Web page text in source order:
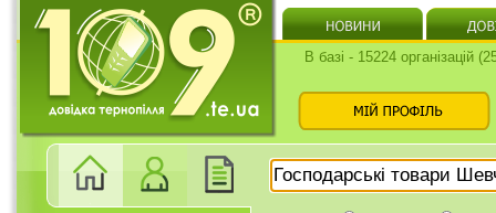
В базі - 15224 організацій